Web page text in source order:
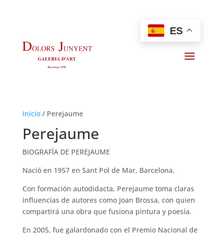
ES
Inicio/ Perejaume
Perejaume
BIOGRAFÍA DE PEREJAUME
Nació en 1957 en Sant Pol de Mar, Barcelona.
Con formación autodidacta, Perejaume toma claras
influencias de autores como Joan Brossa, con quien
compartirá una obra que fusiona pintura y poesía.
En 2005, fue galardonado con el Premio Nacional de